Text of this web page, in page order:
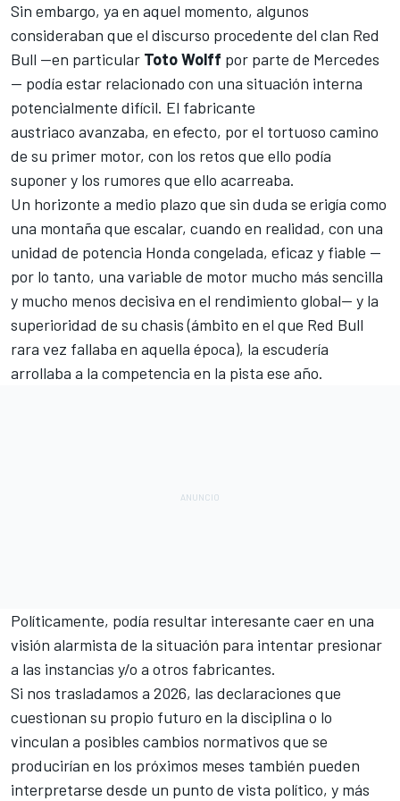
Sin embargo, ya en aquel momento, algunos
consideraban que el discurso procedente del clan Red
Bull —en particular Toto Wolff por parte de Mercedes
— podía estar relacionado con una situación interna
potencialmente difícil. El fabricante
austriaco avanzaba, en efecto, por el tortuoso camino
de su primer motor, con los retos que ello podía
suponer y los rumores que ello acarreaba.
Un horizonte a medio plazo que sin duda se erigía como
una montaña que escalar, cuando en realidad, con una
unidad de potencia Honda congelada, eficaz y fiable —
por lo tanto, una variable de motor mucho más sencilla
y mucho menos decisiva en el rendimiento global— y la
superioridad de su chasis (ámbito en el que Red Bull
rara vez fallaba en aquella época), la escudería
arrollaba a la competencia en la pista ese año.
Políticamente, podía resultar interesante caer en una
visión alarmista de la situación para intentar presionar
a las instancias y/o a otros fabricantes.
Si nos trasladamos a 2026, las declaraciones que
cuestionan su propio futuro en la disciplina o lo
vinculan a posibles cambios normativos que se
producirían en los próximos meses también pueden
interpretarse desde un punto de vista político, y más